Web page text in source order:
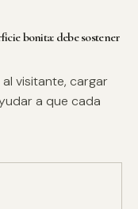
bonita: debe sostener
visitante, cargar
a que cada